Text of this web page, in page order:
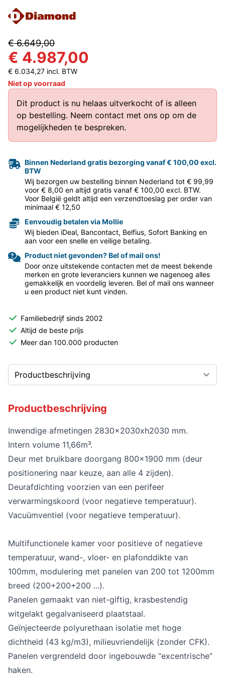
€ 6.649,00
€ 4.987,00
€ 6.034,27 incl. BTW
Niet op voorraad
Dit product is nu helaas uitverkocht of is alleen
op bestelling. Neem contact met ons op om de
mogelijkheden te bespreken.
Binnen Nederland gratis bezorging vanaf € 100,00 excl.
BTW
Wij bezorgen uw bestelling binnen Nederland tot € 99,99
voor € 8,00 en altijd gratis vanaf € 100,00 excl. BTW.
Voor België geldt altijd een verzendtoeslag per order van
minimaal € 12,50
Eenvoudig betalen via Mollie
Wij bieden iDeal, Bancontact, Belfius, Sofort Banking en
aan voor een snelle en veilige betaling.
Product niet gevonden? Bel of mail ons!
Door onze uitstekende contacten met de meest bekende
merken en grote leveranciers kunnen we nagenoeg alles
gemakkelijk en voordelig leveren. Bel of mail ons wanneer
u een product niet kunt vinden.
Familiebedrijf sinds 2002
Altijd de beste prijs
Meer dan 100.000 producten
Productbeschrijving
Inwendige afmetingen 2830x2030xh2030 mm.
Intern volume 11,66m³.
Deur met bruikbare doorgang 800x1900 mm (deur
positionering naar keuze, aan alle 4 zijden).
Deurafdichting voorzien van een perifeer
verwarmingskoord (voor negatieve temperatuur).
Vacuümventiel (voor negatieve temperatuur).
Multifunctionele kamer voor positieve of negatieve
temperatuur, wand-, vloer- en plafonddikte van
100mm, modulering met panelen van 200 tot 1200mm
breed (200+200+200 ...).
Panelen gemaakt van niet-giftig, krasbestendig
witgelakt gegalvaniseerd plaatstaal.
Geïnjecteerde polyurethaan isolatie met hoge
dichtheid (43 kg/m3), milieuvriendelijk (zonder CFK).
Panelen vergrendeld door ingebouwde “excentrische”
haken.